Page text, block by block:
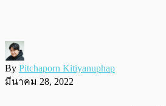
By Pitchaporn Kitiyanuphap
มีนาคม 28, 2022